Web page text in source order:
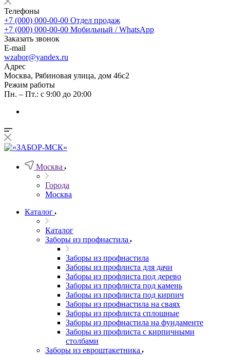
Телефоны
+7 (000) 000-00-00 Отдел продаж
+7 (000) 000-00-00 Мобильный / WhatsApp
Заказать звонок
E-mail
wzabor@yandex.ru
Адрес
Москва, Рябиновая улица, дом 46с2
Режим работы
Пн. – Пт.: с 9:00 до 20:00
Москва
Города
Москва
Каталог
Каталог
Заборы из профнастила
Заборы из профнастила
Заборы из профлиста для дачи
Заборы из профлиста под дерево
Заборы из профлиста под камень
Заборы из профлиста под кирпич
Заборы из профнастила на сваях
Заборы из профлиста сплошные
Заборы из профнастила на фундаменте
Заборы из профлиста с кирпичными
столбами
Заборы из евроштакетника